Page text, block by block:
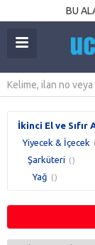
BU
İkinci El ve Sıfır
Yiyecek & İçecek
Şarküteri ()
Yağ ()